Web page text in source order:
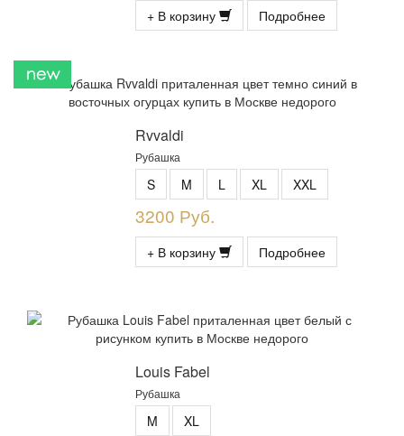
+ В корзину Подробнее
Rvvaldi
Рубашка
S M L XL XXL
3200 Руб.
+ В корзину Подробнее
Louis Fabel
Рубашка
M XL